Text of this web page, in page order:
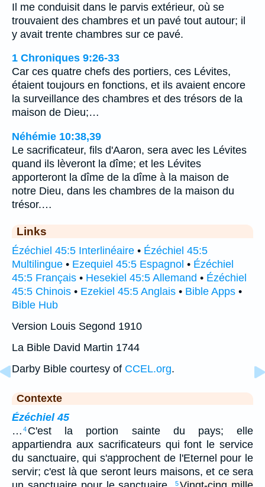
Il me conduisit dans le parvis extérieur, où se
trouvaient des chambres et un pavé tout autour; il
y avait trente chambres sur ce pavé.
1 Chroniques 9:26-33
Car ces quatre chefs des portiers, ces Lévites,
étaient toujours en fonctions, et ils avaient encore
la surveillance des chambres et des trésors de la
maison de Dieu;…
Néhémie 10:38,39
Le sacrificateur, fils d'Aaron, sera avec les Lévites
quand ils lèveront la dîme; et les Lévites
apporteront la dîme de la dîme à la maison de
notre Dieu, dans les chambres de la maison du
trésor.…
Links
Ézéchiel 45:5 Interlinéaire • Ézéchiel 45:5
Multilingue • Ezequiel 45:5 Espagnol • Ézéchiel
45:5 Français • Hesekiel 45:5 Allemand • Ézéchiel
45:5 Chinois • Ezekiel 45:5 Anglais • Bible Apps •
Bible Hub
Version Louis Segond 1910
La Bible David Martin 1744
Darby Bible courtesy of CCEL.org.
Contexte
Ézéchiel 45
… 4 C'est la portion sainte du pays; elle
appartiendra aux sacrificateurs qui font le service
du sanctuaire, qui s'approchent de l'Eternel pour le
servir; c'est là que seront leurs maisons, et ce sera
5